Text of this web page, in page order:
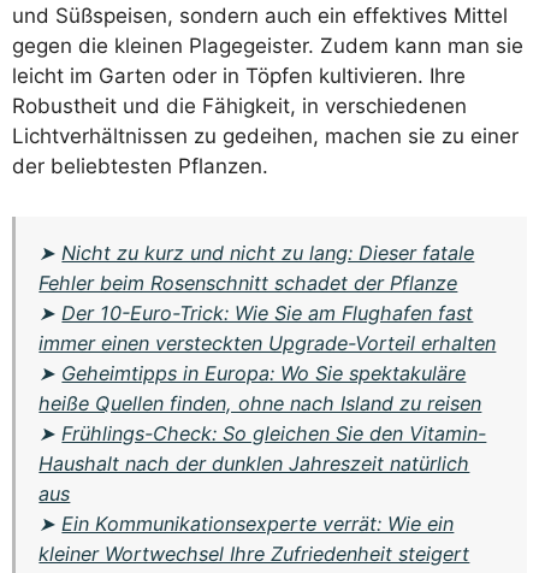
und Süßspeisen, sondern auch ein effektives Mittel
gegen die kleinen Plagegeister. Zudem kann man sie
leicht im Garten oder in Töpfen kultivieren. Ihre
Robustheit und die Fähigkeit, in verschiedenen
Lichtverhältnissen zu gedeihen, machen sie zu einer
der beliebtesten Pflanzen.
➤ Nicht zu kurz und nicht zu lang: Dieser fatale
Fehler beim Rosenschnitt schadet der Pflanze
➤ Der 10-Euro-Trick: Wie Sie am Flughafen fast
immer einen versteckten Upgrade-Vorteil erhalten
➤ Geheimtipps in Europa: Wo Sie spektakuläre
heiße Quellen finden, ohne nach Island zu reisen
➤ Frühlings-Check: So gleichen Sie den Vitamin-
Haushalt nach der dunklen Jahreszeit natürlich
aus
➤ Ein Kommunikationsexperte verrät: Wie ein
kleiner Wortwechsel Ihre Zufriedenheit steigert